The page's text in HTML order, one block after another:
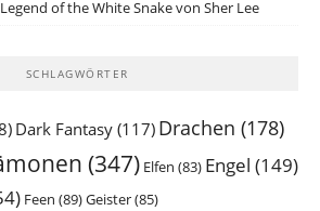
of the White Snake von Sher Lee
SCHLAGWÖRTER
Dark Fantasy (117) Drachen (178)
(347) Elfen (83) Engel (149)
Feen (89)Geister(85)